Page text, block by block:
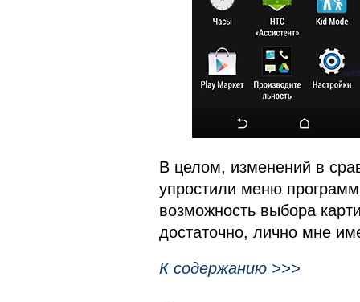
В целом, изменений в
упростили меню
возможность выбора
достаточно, лично мне
К содержанию >>>